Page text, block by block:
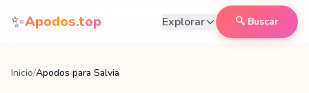
Saltar al contenido
✨Apodos.top Explorar 🔍 Buscar
Inicio/Apodos para Salvia